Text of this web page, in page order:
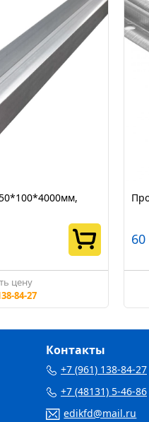
цену
84-27
60
Контакты
+7 (961) 138-84-27
+7 (48131) 5-46-86
edikfd@mail.ru